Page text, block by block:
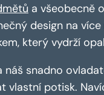
a všeobecně
design na
který vydrží
náš snadno
vlastní potisk.